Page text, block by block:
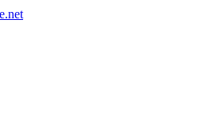
.net